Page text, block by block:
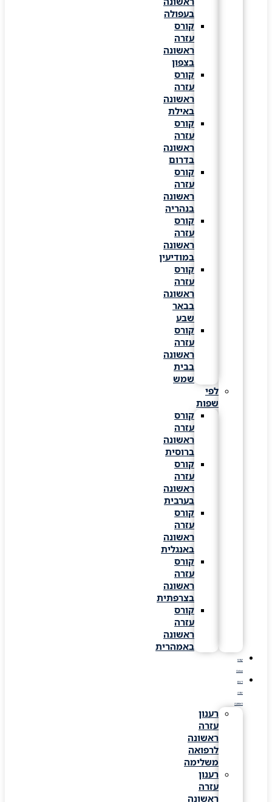
בעפולה
קורס
עזרה
ראשונה
בצפון
קורס
עזרה
ראשונה
באילת
קורס
עזרה
ראשונה
בדרום
קורס
עזרה
ראשונה
בנהריה
קורס
עזרה
ראשונה
במודיעין
קורס
עזרה
ראשונה
בבאר
קורס
עזרה
ראשונה
בבית
שמש
לפי
שפות
קורס
עזרה
ראשונה
ברוסית
קורס
עזרה
ראשונה
בערבית
קורס
עזרה
ראשונה
באנגלית
קורס
עזרה
ראשונה
בצרפתית
קורס
עזרה
ראשונה
באמהרית
רענון
עזרה
ראשונה
לרפואה
משלימה
רענון
עזרה
ראשונה